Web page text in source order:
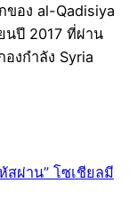
อง al-Qadisiya
นปี 2017 ที่ผ่าน
งกำลัง Syria